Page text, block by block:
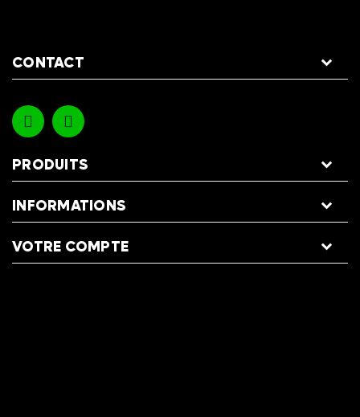
CONTACT
PRODUITS
INFORMATIONS
VOTRE COMPTE